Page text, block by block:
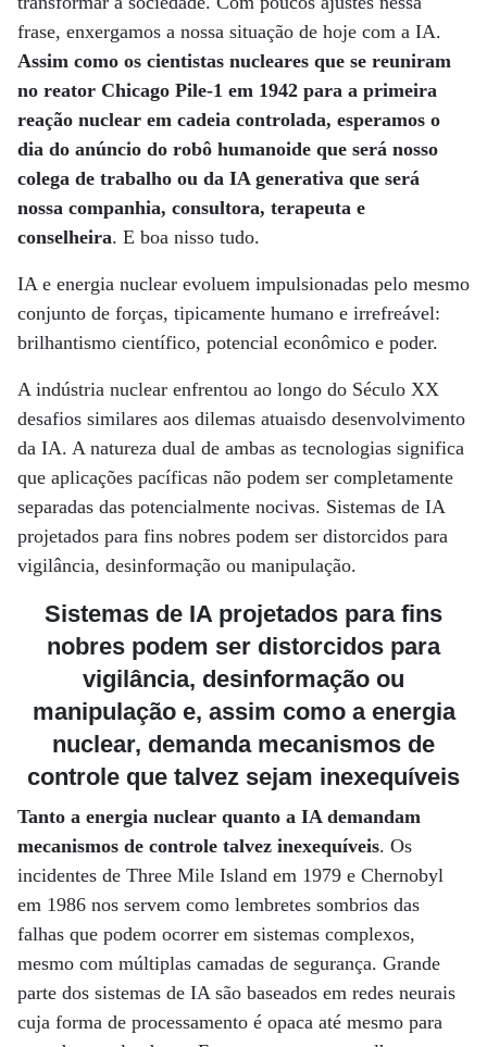
frase, enxergamos a nossa situação de hoje com a IA.
Assim como os cientistas nucleares que se reuniram
no reator Chicago Pile-1 em 1942 para a primeira
reação nuclear em cadeia controlada, esperamos o
dia do anúncio do robô humanoide que será nosso
colega de trabalho ou da IA generativa que será
nossa companhia, consultora, terapeuta e
conselheira. E boa nisso tudo.
IA e energia nuclear evoluem impulsionadas pelo mesmo
conjunto de forças, tipicamente humano e irrefreável:
brilhantismo científico, potencial econômico e poder.
A indústria nuclear enfrentou ao longo do Século XX
desafios similares aos dilemas atuaisdo desenvolvimento
da IA. A natureza dual de ambas as tecnologias significa
que aplicações pacíficas não podem ser completamente
separadas das potencialmente nocivas. Sistemas de IA
projetados para fins nobres podem ser distorcidos para
vigilância, desinformação ou manipulação.
Sistemas de IA projetados para fins
nobres podem ser distorcidos para
vigilância, desinformação ou
manipulação e, assim como a energia
nuclear, demanda mecanismos de
controle que talvez sejam inexequíveis
Tanto a energia nuclear quanto a IA demandam
mecanismos de controle talvez inexequíveis. Os
incidentes de Three Mile Island em 1979 e Chernobyl
em 1986 nos servem como lembretes sombrios das
falhas que podem ocorrer em sistemas complexos,
mesmo com múltiplas camadas de segurança. Grande
parte dos sistemas de IA são baseados em redes neurais
cuja forma de processamento é opaca até mesmo para